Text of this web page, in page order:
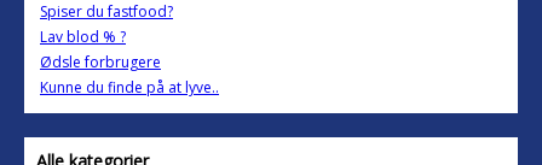
Spiser du fastfood?
Lav blod % ?
Ødsle forbrugere
Kunne du finde på at lyve..